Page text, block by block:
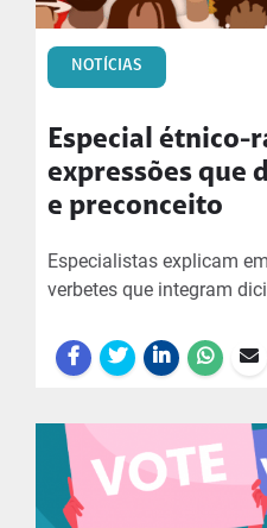
NOTÍCIAS
Especial étnico-
expressões que
e preconceito
Especialistas explicam
verbetes que integram